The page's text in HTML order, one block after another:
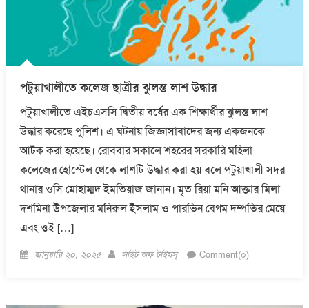
পটুয়াখালীতে কলেজ ছাত্রীর ঝুলন্ত লাশ উদ্ধার
পটুয়াখালীতে এইচএসসি দ্বিতীয় বর্ষের এক শিক্ষার্থীর ঝুলন্ত লাশ
উদ্ধার করেছে পুলিশ। এ ঘটনায় জিজ্ঞাসাবাদের জন্য একজনকে
আটক করা হয়েছে। রোববার সকালে শহরের সরকারি মহিলা
কলেজের হোস্টেল থেকে লাশটি উদ্ধার করা হয় বলে পটুয়াখালী সদর
থানার ওসি মোহাম্মদ ইমতিয়াজ জানান। মৃত রিয়া মনি আক্তার মিলা
দশমিনা উপজেলার মনিরুল ইসলাম ও পারভিন বেগম দম্পতির মেয়ে
এবং ওই […]
Posted
জানুয়ারি ২০, ২০২৫ Author
লাইট অফ টাইমস্ Comment(০)